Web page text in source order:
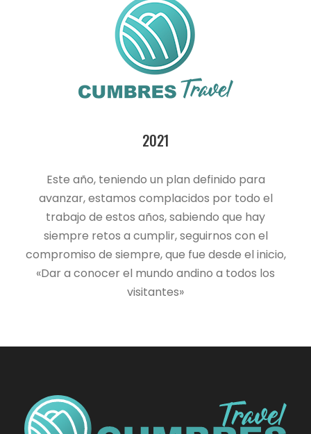
2021
Este año, teniendo un plan definido para
avanzar, estamos complacidos por todo el
trabajo de estos años, sabiendo que hay
siempre retos a cumplir, seguirnos con el
compromiso de siempre, que fue desde el inicio,
«Dar a conocer el mundo andino a todos los
visitantes»